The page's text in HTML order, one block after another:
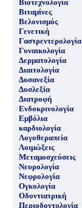
Βιοτεχνολογία
Βιταμίνες
Βελονισμός
Γενετική
Γαστρεντερολογία
Γυναικολογία
Δερματολογία
Διαιτολογία
Δυσανεξία
Δυσλεξία
Διατροφή
Ενδοκρινολογία
Εμβόλια
καρδιολογία
Λογοθεραπεία
Λοιμώξεις
Μεταμοσχεύσεις
Νευρολογία
Νεφρολογία
Ογκολογία
Οδοντιατρική
Περιοδοντολογία